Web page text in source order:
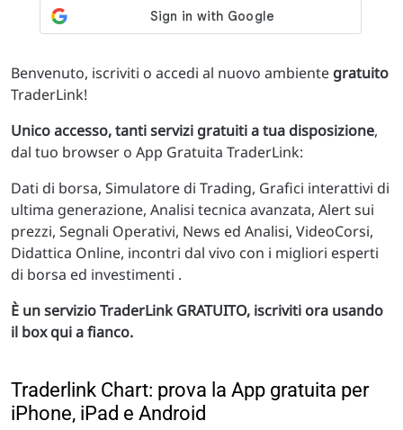
Benvenuto, iscriviti o accedi al nuovo ambiente gratuito
TraderLink!
Unico accesso, tanti servizi gratuiti a tua disposizione,
dal tuo browser o App Gratuita TraderLink:
Dati di borsa, Simulatore di Trading, Grafici interattivi di
ultima generazione, Analisi tecnica avanzata, Alert sui
prezzi, Segnali Operativi, News ed Analisi, VideoCorsi,
Didattica Online, incontri dal vivo con i migliori esperti
di borsa ed investimenti .
È un servizio TraderLink GRATUITO, iscriviti ora usando
il box qui a fianco.
Traderlink Chart: prova la App gratuita per
iPhone, iPad e Android